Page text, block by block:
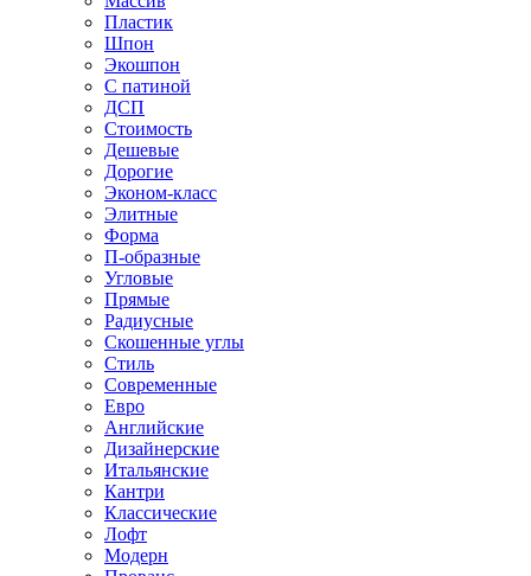
Пластик
Шпон
Экошпон
С патиной
ДСП
Стоимость
Дешевые
Дорогие
Эконом-класс
Элитные
Форма
П-образные
Угловые
Прямые
Радиусные
Скошенные углы
Стиль
Современные
Евро
Английские
Дизайнерские
Итальянские
Кантри
Классические
Лофт
Модерн